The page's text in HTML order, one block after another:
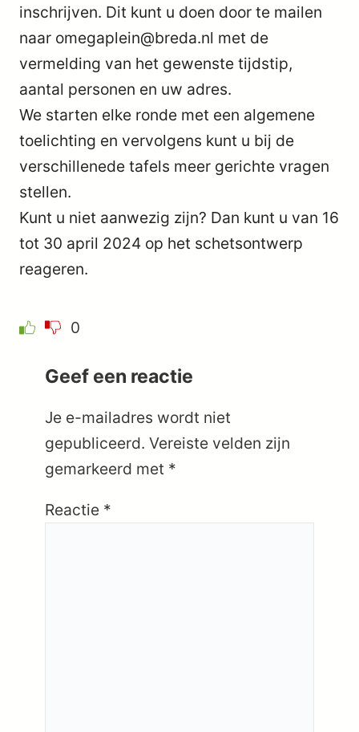
inschrijven. Dit kunt u doen door te mailen
naar omegaplein@breda.nl met de
vermelding van het gewenste tijdstip,
aantal personen en uw adres.
We starten elke ronde met een algemene
toelichting en vervolgens kunt u bij de
verschillenede tafels meer gerichte vragen
stellen.
Kunt u niet aanwezig zijn? Dan kunt u van 16
tot 30 april 2024 op het schetsontwerp
reageren.
0
Geef een reactie
Je e-mailadres wordt niet
gepubliceerd. Vereiste velden zijn
gemarkeerd met *
Reactie *